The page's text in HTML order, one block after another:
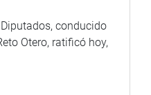
reducción significativa
existentes en los
alta dispersión de tarifas
operadores de
país.
conducido
Otero, ratificó hoy,